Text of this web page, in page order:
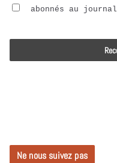
abonnés au journal
Ne nous suivez pas